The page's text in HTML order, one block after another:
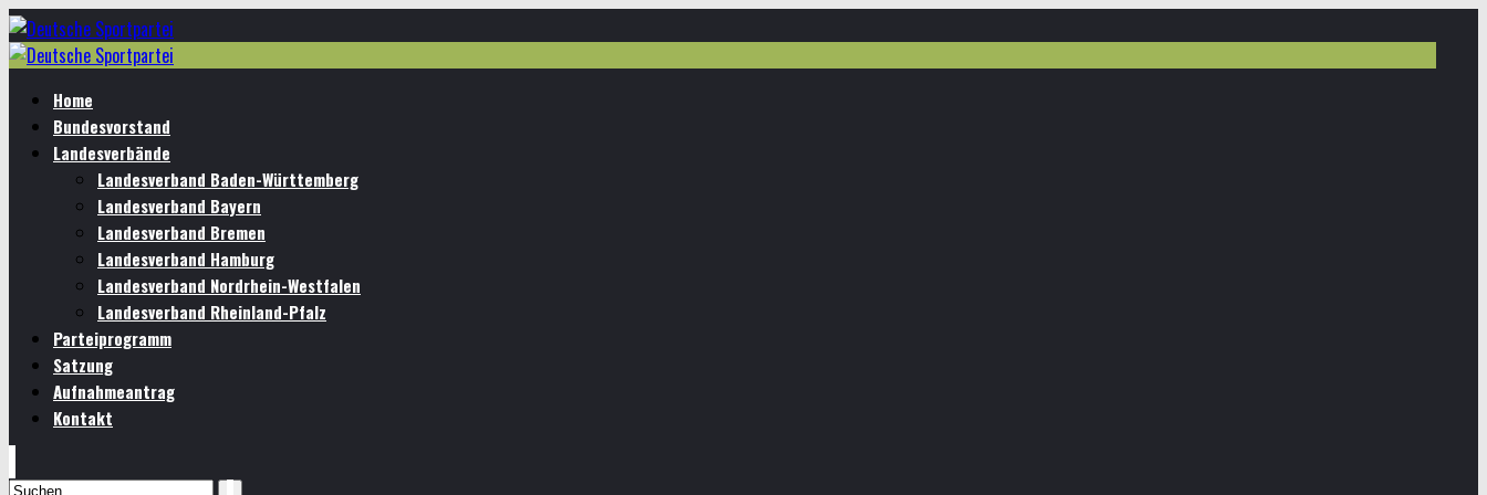
Home
Bundesvorstand
Landesverbände
Landesverband Baden-Württemberg
Landesverband Bayern
Landesverband Bremen
Landesverband Hamburg
Landesverband Nordrhein-Westfalen
Landesverband Rheinland-Pfalz
Parteiprogramm
Satzung
Aufnahmeantrag
Kontakt